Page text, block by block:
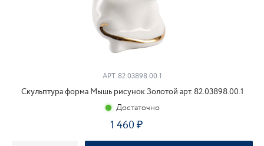
АРТ. 82.03898.00.1
Скульптура форма Мышь рисунок Золотой арт. 82.03898.00.1
Достаточно
1 460₽